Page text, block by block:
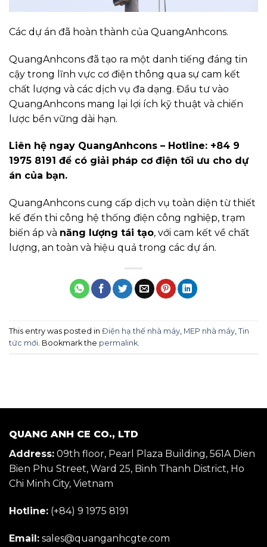
Các dự án đã hoàn thành của QuangAnhcons.
QuangAnhcons đã tạo ra một danh tiếng đáng tin
cậy trong lĩnh vực cơ điện thông qua sự cam kết
chất lượng và các dịch vụ đa dạng. Đầu tư vào
QuangAnhcons mang lại lợi ích kỹ thuật và chiến
lược bền vững dài hạn.
Liên hệ ngay QuangAnhcons – Hotline: +84 9
1975 8191 để có giải pháp cơ điện tối ưu cho dự
án của bạn.
QuangAnhcons cung cấp dịch vụ toàn diện từ thiết
kế đến thi công hệ thống điện công nghiệp, trạm
biến áp và năng lượng tái tạo, với cam kết về chất
lượng, an toàn và hiệu quả trong các dự án.
This entry was posted in Điện hạ thế nhà máy MEP nhà máy Tin
tức mới . Bookmark the permalink
QUANG ANH CE CO., LTD
Address: 09th floor, Pearl Plaza Building, 561A Dien
Bien Phu Street, Ward 25, Binh Thanh District, Ho
Chi Minh City, Vietnam
Hotline: (+84) 9 1975 8191
Email: sales@quanganhcgte.com